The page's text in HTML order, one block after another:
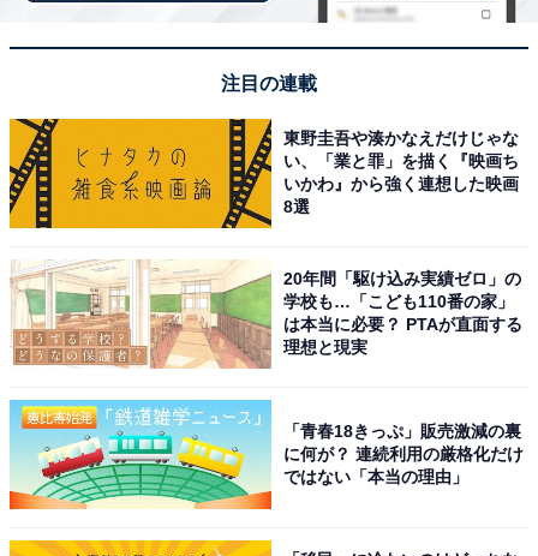
注目の連載
東野圭吾や湊かなえだけじゃな
い、「業と罪」を描く『映画ち
いかわ』から強く連想した映画
8選
20年間「駆け込み実績ゼロ」の
学校も…「こども110番の家」
は本当に必要？ PTAが直面する
理想と現実
「青春18きっぷ」販売激減の裏
に何が？ 連続利用の厳格化だけ
ではない「本当の理由」